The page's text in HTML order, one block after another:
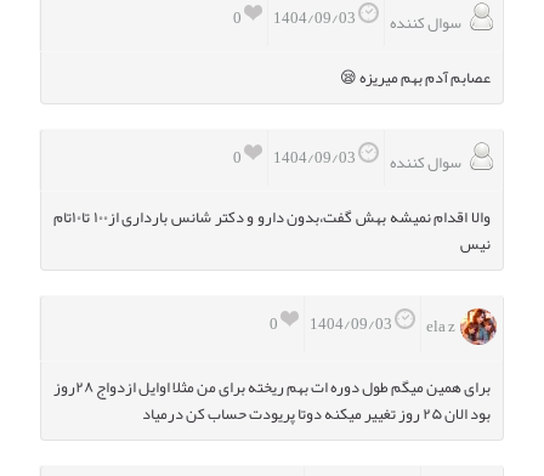
0
سوال کننده
عصابم آدم بهم میریزه 😪
0
سوال کننده
والا اقدام نمیشه بهش گفت،بدون دارو و دکتر شانس بارداری از۱۰۰ تا۱۰تام
نیس
0
ela z
برای همین میگم طول دوره ات بهم ریخته برای من مثلا اوایل ازدواج ۲۸روز
بود الان ۲۵ روز تغییر میکنه دوتا پریودت حساب کن درمیاد